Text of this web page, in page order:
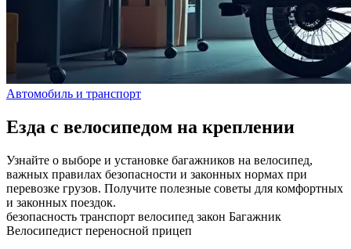
Автомобиль и транспорт
Езда с велосипедом на креплении
Узнайте о выборе и установке багажников на велосипед,
важных правилах безопасности и законных нормах при
перевозке грузов. Получите полезные советы для комфортных
и законных поездок.
безопасность транспорт велосипед закон Багажник
Велосипедист переносной прицеп